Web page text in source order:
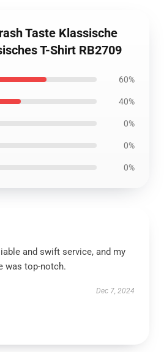
Taste Klassische
T-Shirt RB2709
60%
40%
0%
0%
0%
and swift service, and my
was top-notch.
Dec 7, 2024